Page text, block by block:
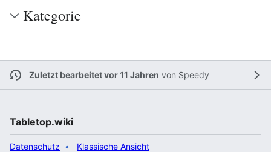
Kategorie
Zuletzt bearbeitet vor 11 Jahren von Speedy
Tabletop.wiki
Datenschutz Klassische Ansicht